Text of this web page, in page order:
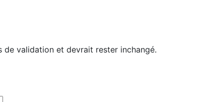
de validation et devrait rester inchangé.